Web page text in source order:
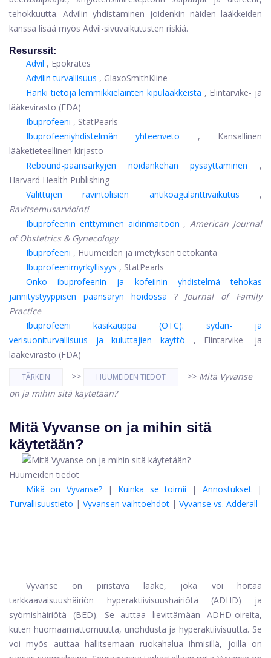
tehokkuutta. Advilin yhdistäminen joidenkin näiden lääkkeiden
kanssa lisää myös Advil-sivuvaikutusten riskiä.
Resurssit:
Advil , Epokrates
Advilin turvallisuus , GlaxoSmithKline
Hanki tietoja lemmikkieläinten kipulääkkeistä , Elintarvike- ja
lääkevirasto (FDA)
Ibuprofeeni , StatPearls
Ibuprofeeniyhdistelmän yhteenveto
, Kansallinen
lääketieteellinen kirjasto
Rebound-päänsärkyjen noidankehän pysäyttäminen
,
Harvard Health Publishing
Valittujen ravintolisien antikoagulanttivaikutus
,
Ravitsemusarviointi
Ibuprofeenin erittyminen äidinmaitoon , American Journal
of Obstetrics & Gynecology
Ibuprofeeni , Huumeiden ja imetyksen tietokanta
Ibuprofeenimyrkyllisyys , StatPearls
Onko ibuprofeenin ja kofeiinin yhdistelmä tehokas
jännitystyyppisen päänsäryn hoidossa
?
Journal of Family
Practice
Ibuprofeeni käsikauppa (OTC): sydän- ja
verisuoniturvallisuus ja kuluttajien käyttö
, Elintarvike- ja
lääkevirasto (FDA)
TÄRKEIN >> HUUMEIDEN TIEDOT >> Mitä Vyvanse
on ja mihin sitä käytetään?
Mitä Vyvanse on ja mihin sitä
käytetään?
Huumeiden tiedot
Mikä on Vyvanse?| Kuinka se toimii | Annostukset|
Turvallisuustieto | Vyvansen vaihtoehdot | Vyvanse vs. Adderall
Vyvanse on piristävä lääke, joka voi hoitaa
tarkkaavaisuushäiriön hyperaktiivisuushäiriötä (ADHD) ja
syömishäiriötä (BED). Se auttaa lievittämään ADHD-oireita,
kuten huomaamattomuutta, unohdusta ja hyperaktiivisuutta. Se
voi myös auttaa hallitsemaan ruokahalua ihmisillä, joilla on